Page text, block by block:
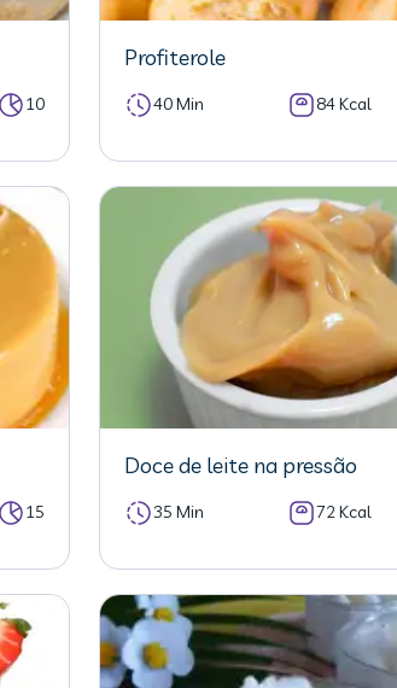
10
Profiterole
40 Min 84 Kcal
15
Doce de leite na pressão
35 Min 72 Kcal